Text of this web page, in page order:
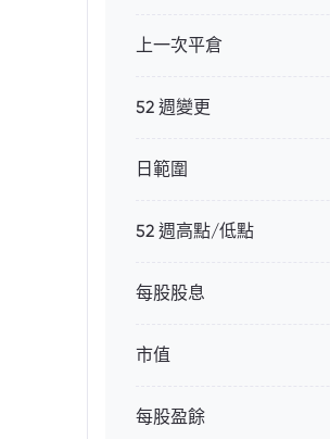
上一次平倉
52 週變更
日範圍
52 週高點/低點
每股股息
市值
每股盈餘